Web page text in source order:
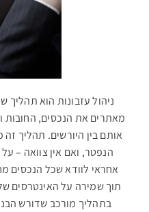
ניהול עזבונות הוא
מאתרים את הנכסים, החובות
אותם בין היורשים. תהליך
הנפטר, ואם אין צוואה –
אחראי לוודא שכל הנכסים
תוך שמירה על האינטרסים
בתהליך מורכב שדורש